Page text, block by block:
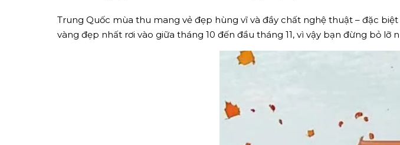
Trung Quốc mùa thu mang vẻ đẹp hùng vĩ và đầy chất nghệ thuật – đặc
vàng đẹp nhất rơi vào giữa tháng 10 đến đầu tháng 11, vì vậy bạn đừng bỏ lỡ